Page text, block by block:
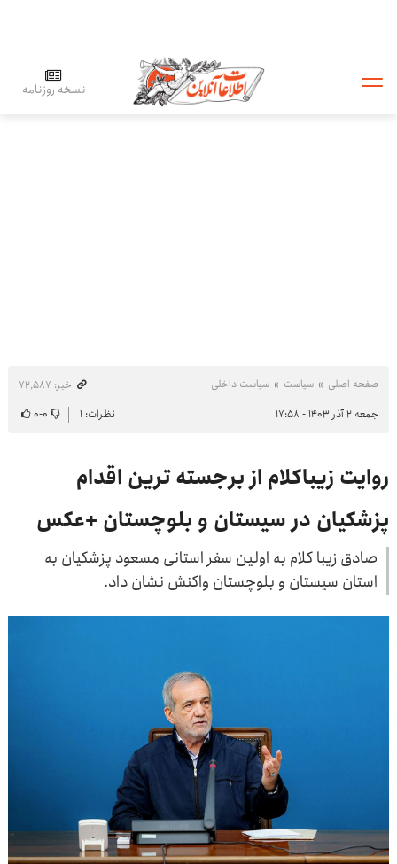
نسخه روزنامه
صفحه اصلی سیاست سیاست داخلی
خبر: ۷۲٬۵۸۷
جمعه ۲ آذر ۱۴۰۳ - ۱۷:۵۸
نظرات: ۱ ۰-۰
روایت زیباکلام از برجسته ترین اقدام
پزشکیان در سیستان و بلوچستان +عکس
صادق زیبا کلام به اولین سفر استانی مسعود پزشکیان به
استان سیستان و بلوچستان واکنش نشان داد.